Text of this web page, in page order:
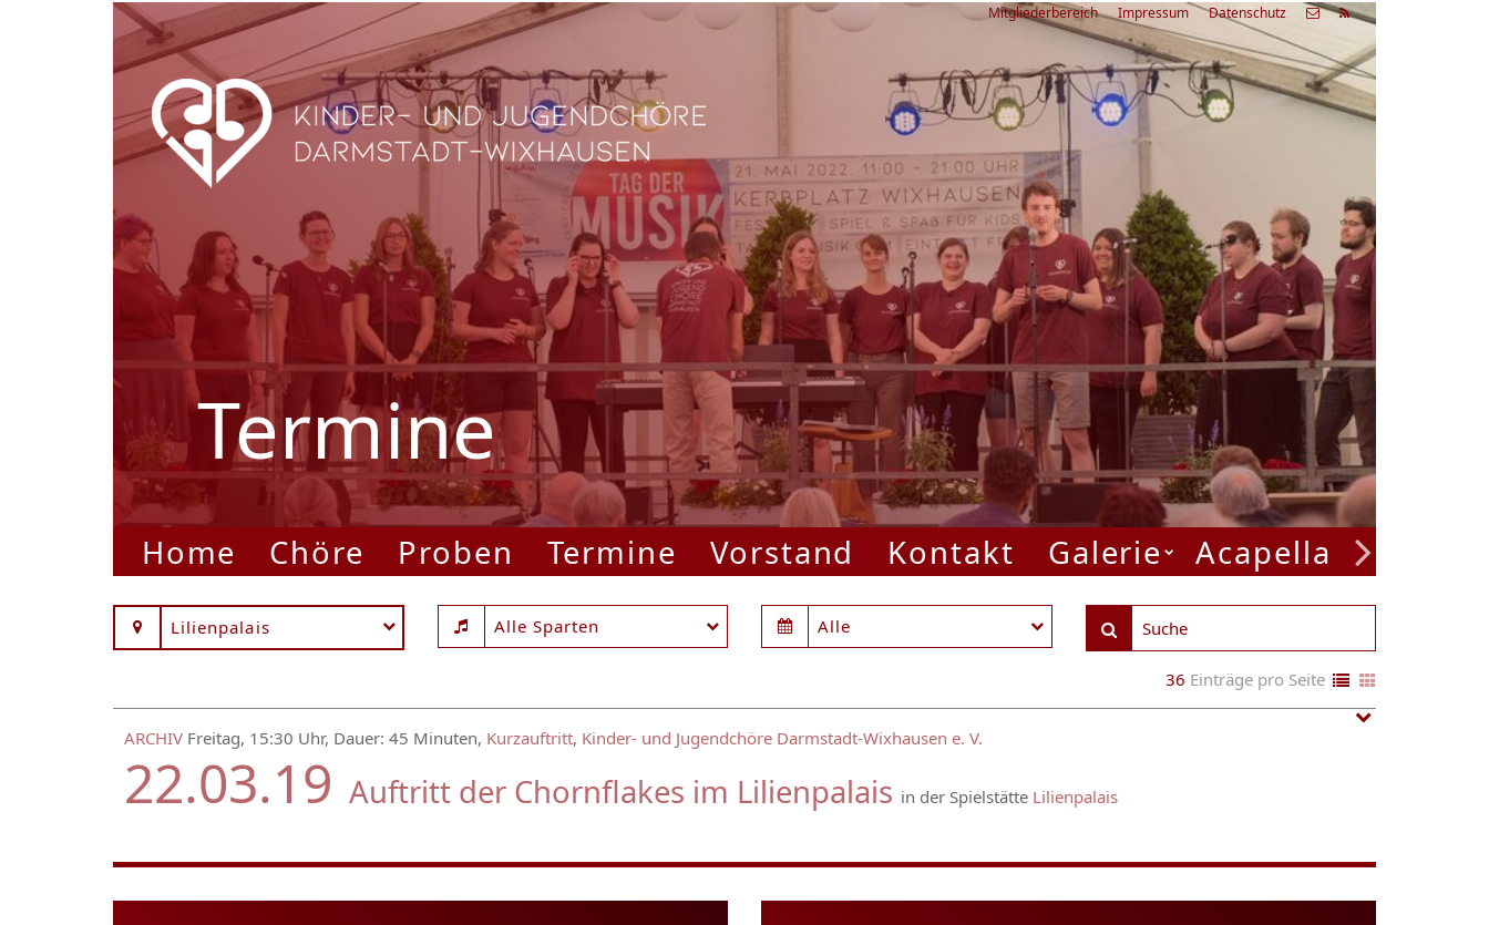
Mitgliederbereich Impressum Datenschutz
Termine
Letzte
Veranstaltung
Alle
03.08.26
Ferienfreizeit Acapella Week - offen
für alle
09:00 Uhr
Zum Workshop
Home Chöre Proben Termine Vorstand Kontakt Galerie Acapella Week
Lilienpalais Alle Sparten Alle
36 Einträge pro Seite
ARCHIV Freitag, 15:30 Uhr, Dauer: 45 Minuten, Kurzauftritt, Kinder- und Jugendchöre Darmstadt-Wixhausen e. V.
22.03.19 Auftritt der Chornflakes im Lilienpalais in der Spielstätte Lilienpalais